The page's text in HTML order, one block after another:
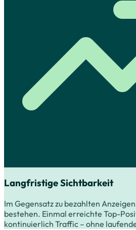
Langfristige Sichtbarkeit
Im Gegensatz zu bezahlten
bestehen. Einmal erreichte Top-
kontinuierlich Traffic – ohne